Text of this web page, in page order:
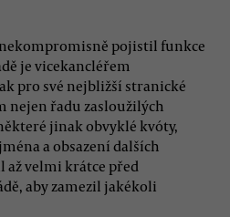
pojistil funkce
je vicekancléřem
pro své nejbližší stranické
nejen řadu zasloužilých
jinak obvyklé kvóty,
a obsazení dalších
velmi krátce před
aby zamezil jakékoli